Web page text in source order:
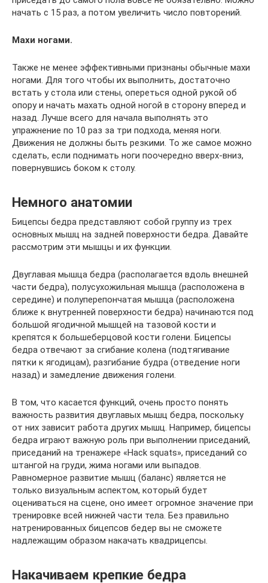
начать с 15 раз, а потом увеличить число повторений.
Махи ногами.
Также не менее эффективными признаны обычные махи
ногами. Для того чтобы их выполнить, достаточно
встать у стола или стены, опереться одной рукой об
опору и начать махать одной ногой в сторону вперед и
назад. Лучше всего для начала выполнять это
упражнение по 10 раз за три подхода, меняя ноги.
Движения не должны быть резкими. То же самое можно
сделать, если поднимать ноги поочередно вверх-вниз,
повернувшись боком к столу.
Немного анатомии
Бицепсы бедра представляют собой группу из трех
основных мышц на задней поверхности бедра. Давайте
рассмотрим эти мышцы и их функции.
Двуглавая мышца бедра (располагается вдоль внешней
части бедра), полусухожильная мышца (расположена в
середине) и полуперепончатая мышца (расположена
ближе к внутренней поверхности бедра) начинаются под
большой ягодичной мышцей на тазовой кости и
крепятся к большеберцовой кости голени. Бицепсы
бедра отвечают за сгибание колена (подтягивание
пятки к ягодицам), разгибание будра (отведение ноги
назад) и замедление движения голени.
В том, что касается функций, очень просто понять
важность развития двуглавых мышц бедра, поскольку
от них зависит работа других мышц. Например, бицепсы
бедра играют важную роль при выполнении приседаний,
приседаний на тренажере «Hack squats», приседаний со
штангой на груди, жима ногами или выпадов.
Равномерное развитие мышц (баланс) является не
только визуальным аспектом, который будет
оцениваться на сцене, оно имеет огромное значение при
тренировке всей нижней части тела. Без правильно
натренированных бицепсов бедер вы не сможете
надлежащим образом накачать квадрицепсы.
Накачиваем крепкие бедра